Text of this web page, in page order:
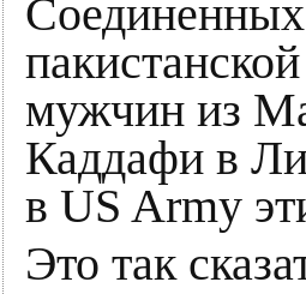
мужчин из
Каддафи в
в US Army
Это так